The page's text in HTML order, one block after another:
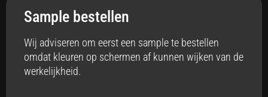
Anti-bacterieel
Badkamer
Sample bestellen
Wij adviseren om eerst een sample te bestellen
omdat kleuren op schermen af kunnen wijken van de
werkelijkheid.